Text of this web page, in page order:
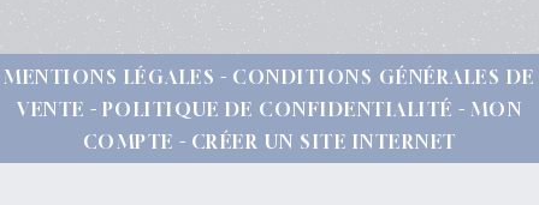
MENTIONS LÉGALES
CONDITIONS GÉNÉRALES DE
VENTE
POLITIQUE DE CONFIDENTIALITÉ
MON
COMPTE
CRÉER UN SITE INTERNET